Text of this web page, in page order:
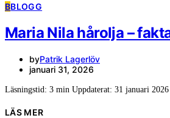
BBLOGG
Maria Nila hårolja –
byPatrik Lagerlöv
januari 31, 2026
Läsningstid: 3 min Uppdaterat: 31 januari
LÄS MER